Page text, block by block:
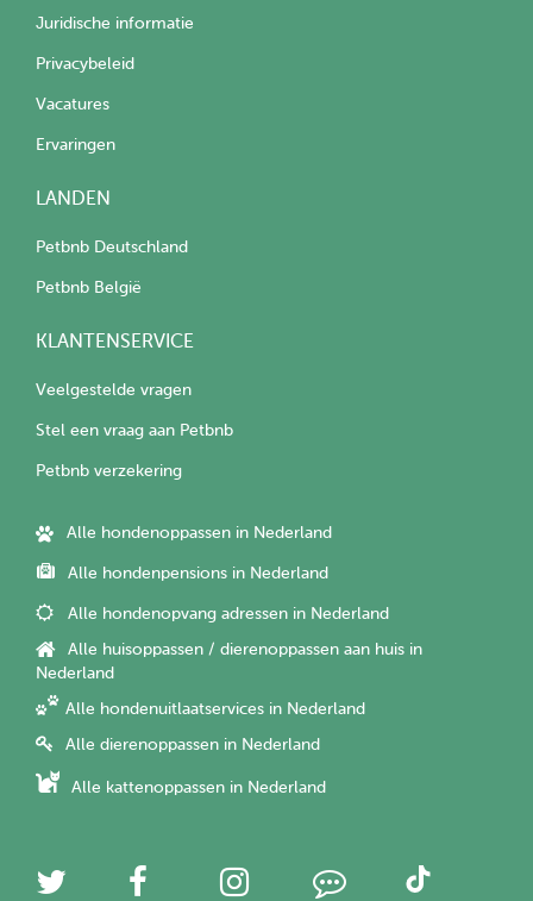
Juridische informatie
Privacybeleid
Vacatures
Ervaringen
LANDEN
Petbnb Deutschland
Petbnb België
KLANTENSERVICE
Veelgestelde vragen
Stel een vraag aan Petbnb
Petbnb verzekering
Alle hondenoppassen in Nederland
Alle hondenpensions in Nederland
Alle hondenopvang adressen in Nederland
Alle huisoppassen / dierenoppassen aan huis in
Nederland
Alle hondenuitlaatservices in Nederland
Alle dierenoppassen in Nederland
Alle kattenoppassen in Nederland